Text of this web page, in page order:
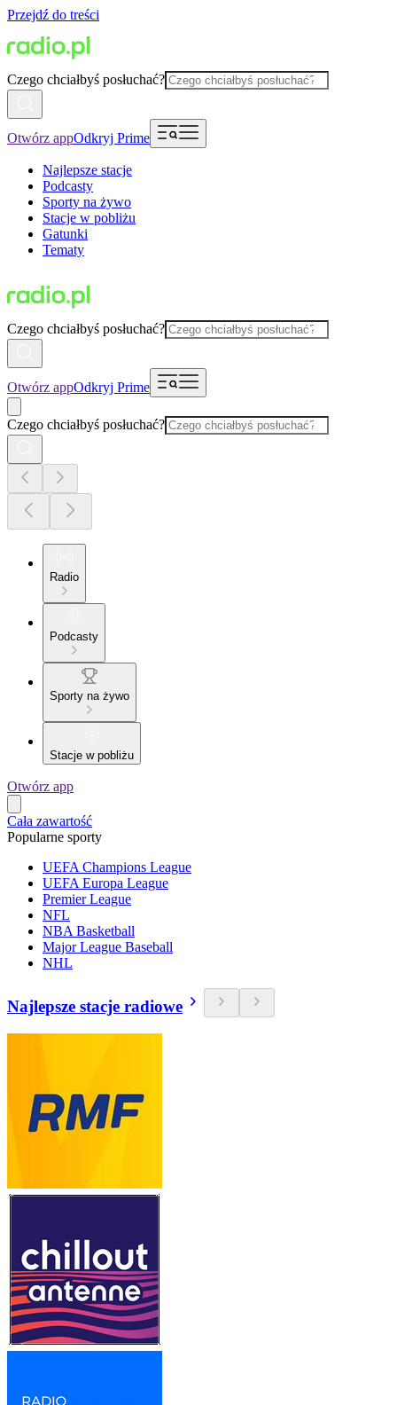
Przejdź do treści
Czego chciałbyś posłuchać?
Otwórz appOdkryj Prime
Najlepsze stacje
Podcasty
Sporty na żywo
Stacje w pobliżu
Gatunki
Tematy
Czego chciałbyś posłuchać?
Otwórz appOdkryj Prime
Czego chciałbyś posłuchać?
Radio
Podcasty
Sporty na żywo
Stacje w pobliżu
Otwórz app
Cała zawartość
Popularne sporty
UEFA Champions League
UEFA Europa League
Premier League
NFL
NBA Basketball
Major League Baseball
NHL
Najlepsze stacje radiowe